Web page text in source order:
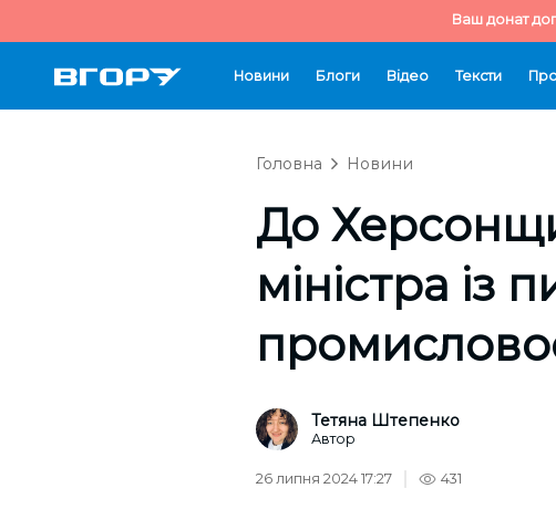
Ваш донат
Новини Блоги Відео Тексти
Головна Новини
До
міністра із
Тетяна Штепенко
Автор
26 липня 2024 17:27 431